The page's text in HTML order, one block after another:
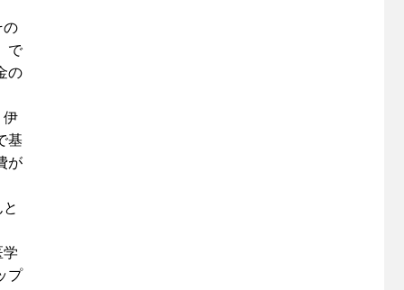
の
で
の
伊
基
が
プ